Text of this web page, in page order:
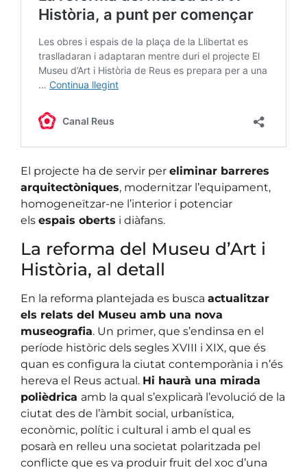
El projecte ha de servir per eliminar barreres
arquitectòniques, modernitzar l’equipament,
homogeneïtzar-ne l’interior i potenciar
els espais oberts i diàfans.
La reforma del Museu d’Art i
Història, al detall
En la reforma plantejada es busca actualitzar
els relats del Museu amb una nova
museografia. Un primer, que s’endinsa en el
període històric dels segles XVIII i XIX, que és
quan es configura la ciutat contemporània i n’és
hereva el Reus actual. Hi haurà una mirada
polièdrica amb la qual s’explicarà l’evolució de la
ciutat des de l’àmbit social, urbanística,
econòmic, polític i cultural i amb el qual es
posarà en relleu una societat polaritzada pel
conflicte que es va produir fruit del xoc d’una